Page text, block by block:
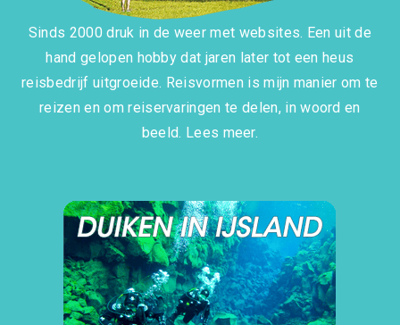
Sinds 2000 druk in de weer met websites. Een uit de
hand gelopen hobby dat jaren later tot een heus
reisbedrijf uitgroeide. Reisvormen is mijn manier om te
reizen en om reiservaringen te delen, in woord en
beeld. Lees meer.